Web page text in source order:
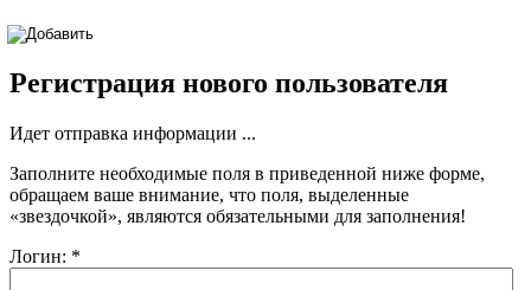
Регистрация нового пользователя
Идет отправка информации ...
Заполните необходимые поля в приведенной ниже форме,
обращаем ваше внимание, что поля, выделенные
«звездочкой», являются обязательными для заполнения!
Логин: *